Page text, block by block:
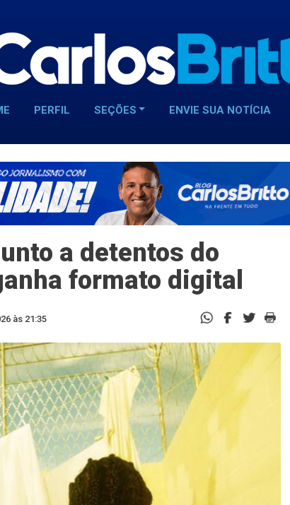
PERFIL SEÇÕES ENVIE SUA NOTÍCIA
a detentos do
formato digital
às 21:35